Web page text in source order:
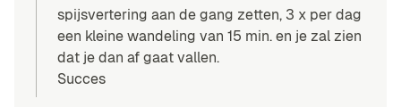
spijsvertering aan de gang zetten, 3 x per dag
een kleine wandeling van 15 min. en je zal zien
dat je dan af gaat vallen.
Succes